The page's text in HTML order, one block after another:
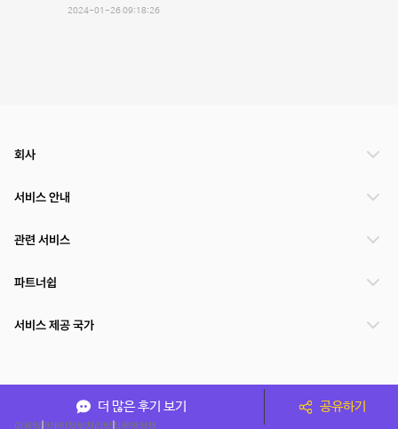
2024-01-26 09:18:26
더 많은 후기 보기 공유하기
회사
서비스 안내
관련 서비스
파트너쉽
서비스 제공 국가
이용약관개인정보처리방침운영정책